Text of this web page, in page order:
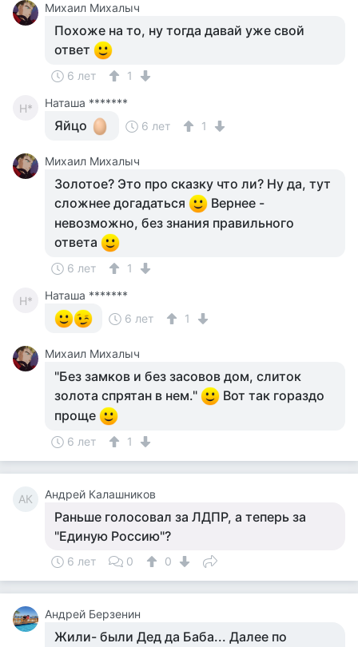
Михаил Михалыч
Похоже на то, ну тогда давай уже свой
ответ
6 лет 1
Н* Наташа *******
Яйцо 6 лет 1
Михаил Михалыч
Золотое? Это про сказку что ли? Ну да, тут
сложнее догадаться
Вернее -
невозможно, без знания правильного
ответа
6 лет 1
Н*
Наташа *******
6 лет
1
Михаил Михалыч
"Без замков и без засовов дом, слиток
золота спрятан в нем."
Вот так гораздо
проще
6 лет 1
АК Андрей Калашников
Раньше голосовал за ЛДПР, а теперь за
"Единую Россию"?
6 лет 0 0
Андрей Берзенин
Жили- были Дед да Баба... Далее по